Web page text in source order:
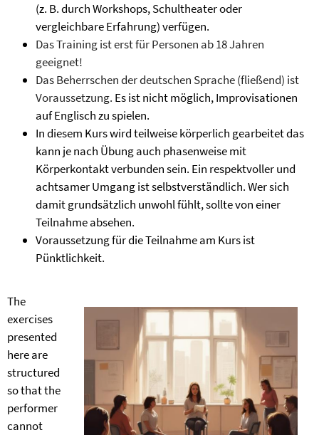
(z. B. durch Workshops, Schultheater oder
vergleichbare Erfahrung) verfügen.
Das Training ist erst für Personen ab 18 Jahren
geeignet!
Das Beherrschen der deutschen Sprache (fließend) ist
Voraussetzung. Es ist nicht möglich, Improvisationen
auf Englisch zu spielen.
In diesem Kurs wird teilweise körperlich gearbeitet das
kann je nach Übung auch phasenweise mit
Körperkontakt verbunden sein. Ein respektvoller und
achtsamer Umgang ist selbstverständlich. Wer sich
damit grundsätzlich unwohl fühlt, sollte von einer
Teilnahme absehen.
Voraussetzung für die Teilnahme am Kurs ist
Pünktlichkeit.
The
exercises
presented
here are
structured
so that the
performer
cannot